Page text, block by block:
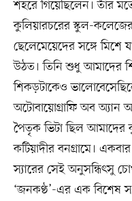
শহরে গিয়েছিলেন। তাঁর
কুলিয়ারচরের স্কুল-
ছেলেমেয়েদের সঙ্গে
উঠত। তিনি শুধু আমাদের
শিকড়টাকেও
অটোবায়োগ্রাফি অব অ্যান
পৈতৃক ভিটা ছিল আমাদের
কটিয়াদীর বনগ্রামে।
স্যারের সেই অনুসন্ধিৎসু
‘জনকণ্ঠ’-এর এক বিশেষ